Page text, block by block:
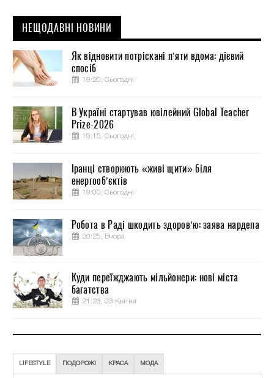
НЕЩОДАВНІ НОВИНИ
Як відновити потріскані п’яти вдома: дієвий
спосіб
19:20, Сьогодні
В Україні стартував ювілейний Global Teacher
Prize-2026
19:15, Сьогодні
Іранці створюють «живі щити» біля
енергооб’єктів
19:00, Сьогодні
Робота в Раді шкодить здоров’ю: заява нардепа
20:25, Вчора
Куди переїжджають мільйонери: нові міста
багатства
21:23, 03 Квітня
LIFESTYLE ПОДОРОЖІ КРАСА МОДА